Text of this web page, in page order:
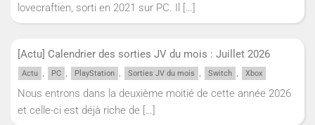
lovecraftien, sorti en 2021 sur PC. Il […]
[Actu] Calendrier des sorties JV du mois : Juillet 2026
Actu , PC , PlayStation , Sorties JV du mois , Switch , Xbox
Nous entrons dans la deuxième moitié de cette année 2026
et celle-ci est déjà riche de […]